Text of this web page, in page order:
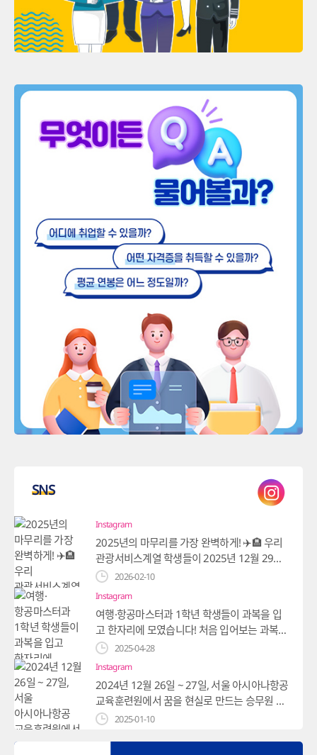
SNS
Instagram
2025년의 마무리를 가장 완벽하게! ✈️🏨 우리
관광서비스계열 학생들이 2025년 12월 29일
부터 30일까지 꽉 찬 현장연수를 다녀왔습니
다. 첫날은 더링크호텔의 고급스러운 서비스 현
장을, 둘째 날은 티웨이항공에서 실전 항공 직
무의 세계를 경험하고 왔는데요. 추운 날씨도
잊게 만든 우리 학생들의 열정 가득한 눈빛! 강
의실 밖에서 직접 보고 느낀 만큼, 여러분의 꿈
도 한 뼘 더 자랐길 바랍니다. 🤍 #영남이공대
학교 #영이공 #관광 #항공 #호텔 #관광서비
스계열 #현장연수 #더링크트리뷰트포트폴리
오호텔 #티웨이항공 #예비호텔리어 #예비승
무원 #갓생 #현장학습 #2025안녕
2026-02-10
Instagram
여행·항공마스터과 1학년 학생들이 과복을 입
고 한자리에 모였습니다! 처음 입어보는 과복이
라 설렘 가득한 모습이죠? 앞으로 멋진 여행·항
공 전문가로 성장해나갈 우리 1학년 친구들을
응원해주세요! #영남이공대학교 #여행항공마
스터과 #과복 #대학생 #대학생일상 #캠퍼스
라이프 #영이공 #1학년 #신입생 #항공 #호텔
#항공승무원 #객실승무원 #항공객실승무원 #
호텔리어 #항공호텔 #관광
2025-04-28
Instagram
2024년 12월 26일 ~ 27일, 서울 아시아나항공
교육훈련원에서 꿈을 현실로 만드는 승무원 체
험 과정을 진행했습니다! 우리의 도전과 열정이
2025-01-10